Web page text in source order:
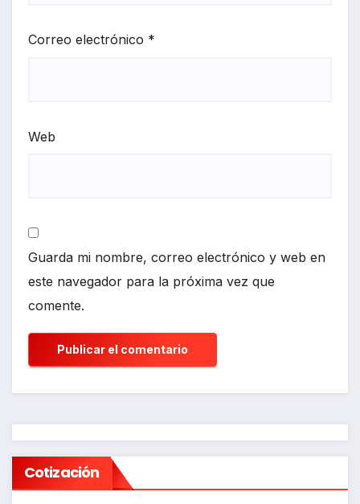
Correo electrónico *
Web
Guarda mi nombre, correo electrónico y web en
este navegador para la próxima vez que
comente.
Cotización